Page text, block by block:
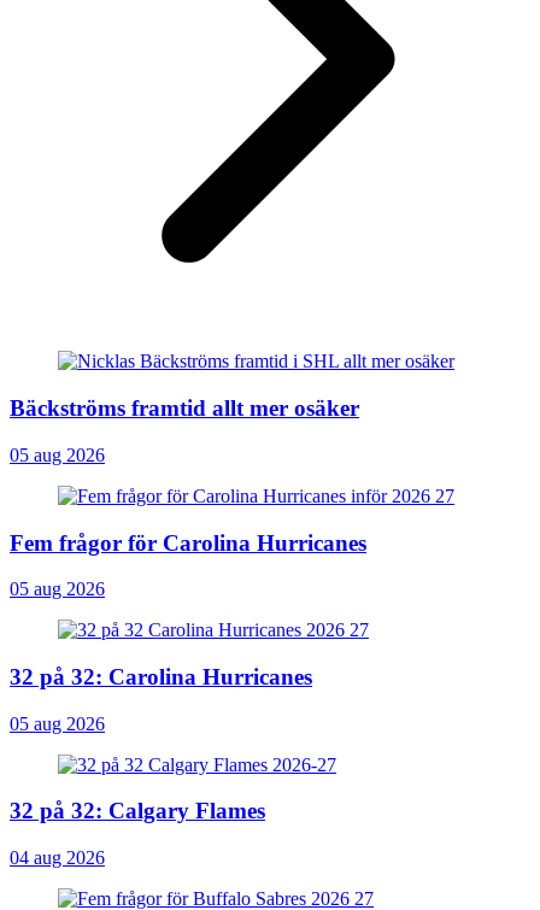
Bäckströms framtid allt mer osäker
05 aug 2026
Fem frågor för Carolina Hurricanes
05 aug 2026
32 på 32: Carolina Hurricanes
05 aug 2026
32 på 32: Calgary Flames
04 aug 2026